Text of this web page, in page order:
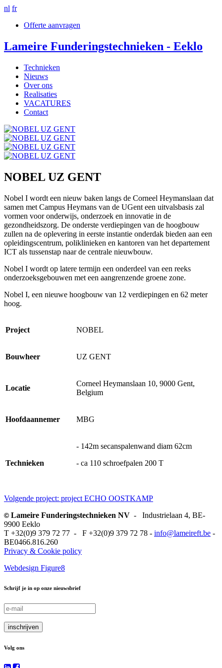
nl fr
Offerte aanvragen
Lameire Funderingstechnieken - Eeklo
Technieken
Nieuws
Over ons
Realisaties
VACATURES
Contact
NOBEL UZ GENT
Nobel I wordt een nieuw baken langs de Corneel Heymanslaan dat
samen met Campus Heymans van de UGent een uitvalsbasis zal
vormen voor onderwijs, onderzoek en innovatie in de
gezondheidszorg. De onderste verdiepingen van de hoogbouw
zullen na de oplevering in eerste instantie onderdak bieden aan een
opleidingscentrum, poliklinieken en kantoren van het departement
ICT als tussenstap naar de centrale nieuwbouw.
Nobel I wordt op latere termijn een onderdeel van een reeks
onderzoeksgebouwen met een aangrenzende groene zone.
Nobel I, een nieuwe hoogbouw van 12 verdiepingen en 62 meter
hoog.
Project NOBEL
Bouwheer UZ GENT
Locatie
Corneel Heymanslaan 10, 9000 Gent,
Belgium
Hoofdaannemer MBG
Technieken
- 142m secanspalenwand diam 62cm
- ca 110 schroefpalen 200 T
Volgende project: project ECHO OOSTKAMP
© Lameire Funderingstechnieken NV - Industrielaan 4, BE-
9900 Eeklo
T +32(0)9 379 72 77 - F +32(0)9 379 72 78 - info@lameireft.be -
BE0466.816.260
Privacy & Cookie policy
Webdesign Figure8
Schrijf je in op onze nieuwsbrief
Volg ons